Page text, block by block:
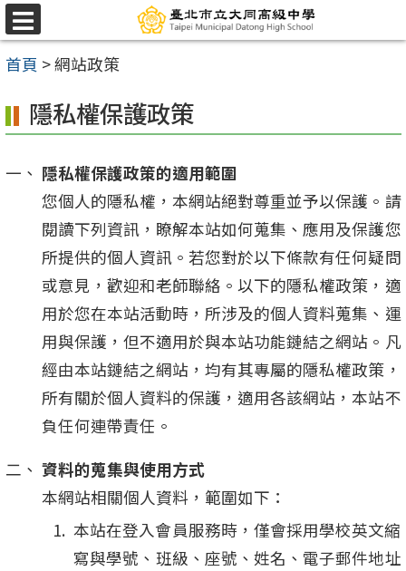
跳
至
主
內
區
選
單
首頁 >網站政策
隱私權保護政策
隱私權保護政策的適用範圍
您個人的隱私權，本網站絕對尊重並予以保護。請
閱讀下列資訊，瞭解本站如何蒐集、應用及保護您
所提供的個人資訊。若您對於以下條款有任何疑問
或意見，歡迎和老師聯絡。以下的隱私權政策，適
用於您在本站活動時，所涉及的個人資料蒐集、運
用與保護，但不適用於與本站功能鏈結之網站。凡
經由本站鏈結之網站，均有其專屬的隱私權政策，
所有關於個人資料的保護，適用各該網站，本站不
負任何連帶責任。
資料的蒐集與使用方式
本網站相關個人資料，範圍如下：
本站在登入會員服務時，僅會採用學校英文縮
寫與學號、班級、座號、姓名、電子郵件地址